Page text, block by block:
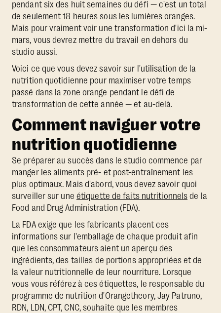
pendant six des huit semaines du défi — c'est un total
de seulement 18 heures sous les lumières oranges.
Mais pour vraiment voir une transformation d'ici la mi-
mars, vous devrez mettre du travail en dehors du
studio aussi.
Voici ce que vous devez savoir sur l'utilisation de la
nutrition quotidienne pour maximiser votre temps
passé dans la zone orange pendant le défi de
transformation de cette année — et au-delà.
Comment naviguer votre
nutrition quotidienne
Se préparer au succès dans le studio commence par
manger les aliments pré- et post-entraînement les
plus optimaux. Mais d'abord, vous devez savoir quoi
surveiller sur une étiquette de faits nutritionnels de la
Food and Drug Administration (FDA).
La FDA exige que les fabricants placent ces
informations sur l'emballage de chaque produit afin
que les consommateurs aient un aperçu des
ingrédients, des tailles de portions appropriées et de
la valeur nutritionnelle de leur nourriture. Lorsque
vous vous référez à ces étiquettes, le responsable du
programme de nutrition d'Orangetheory, Jay Patruno,
RDN, LDN, CPT, CNC, souhaite que les membres